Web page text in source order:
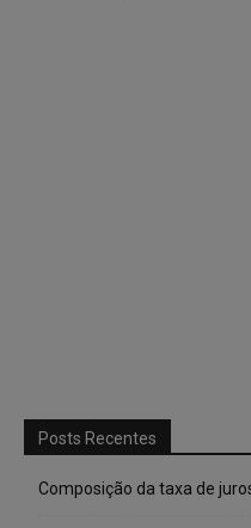
Posts Recentes
Composição da taxa de